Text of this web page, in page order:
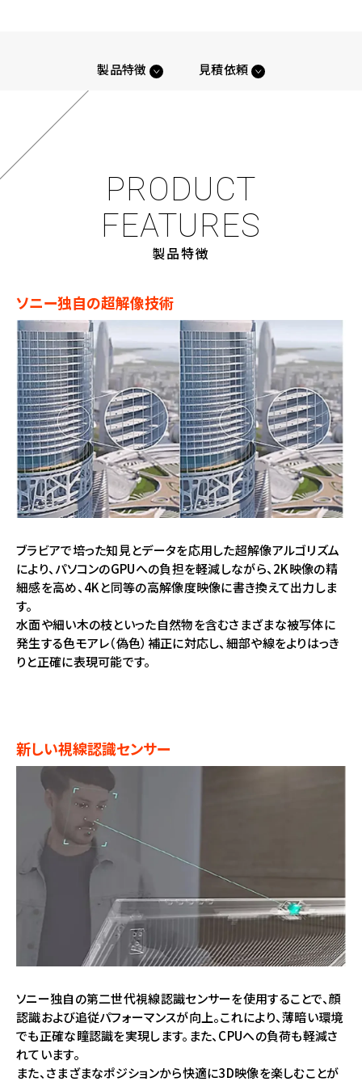
製品特徴 見積依頼
PRODUCT
FEATURES
製品特徴
ソニー独自の超解像技術
ブラビアで培った知見とデータを応用した超解像アルゴリズム
により、パソコンのGPUへの負担を軽減しながら、2K映像の精
細感を高め、4Kと同等の高解像度映像に書き換えて出力しま
す。
水面や細い木の枝といった自然物を含むさまざまな被写体に
発生する色モアレ（偽色）補正に対応し、細部や線をよりはっき
りと正確に表現可能です。
新しい視線認識センサー
ソニー独自の第二世代視線認識センサーを使用することで、顔
認識および追従パフォーマンスが向上。これにより、薄暗い環境
でも正確な瞳認識を実現します。また、CPUへの負荷も軽減さ
れています。
また、さまざまなポジションから快適に3D映像を楽しむことが